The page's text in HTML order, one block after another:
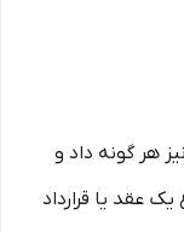
هر گونه داد و
عقد یا قرارداد